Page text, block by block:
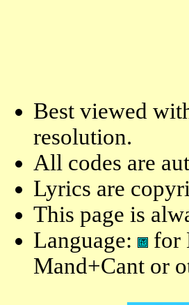
Best viewed
resolution.
All codes are
Lyrics are
This page is
Language:
for
Mand+Cant or